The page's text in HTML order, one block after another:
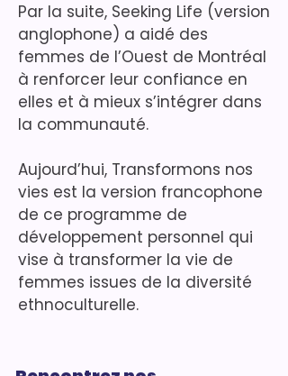
Par la suite, Seeking Life (version
anglophone) a aidé des
femmes de l’Ouest de Montréal
à renforcer leur confiance en
elles et à mieux s’intégrer dans
la communauté.
Aujourd’hui, Transformons nos
vies est la version francophone
de ce programme de
développement personnel qui
vise à transformer la vie de
femmes issues de la diversité
ethnoculturelle.